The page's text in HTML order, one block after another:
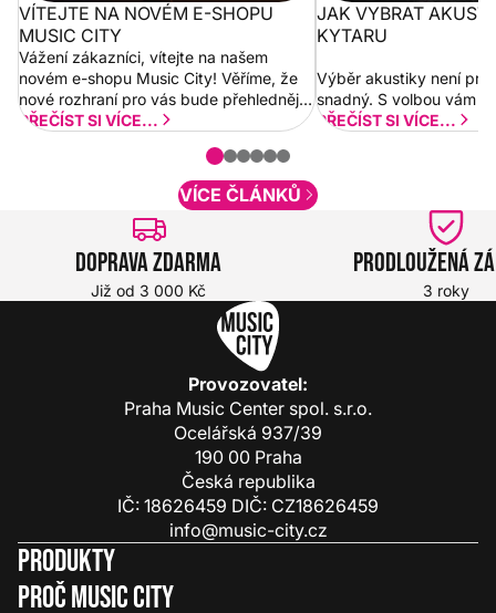
VÍTEJTE NA NOVÉM E-SHOPU
MUSIC CITY
Vážení zákazníci, vítejte na našem
novém e-shopu Music City! Věříme, že
nové rozhraní pro vás bude přehlednější
a rychlejší. Postupně budeme přidávat
PŘEČÍST SI VÍCE...
JAK VYBRAT
KYTARU
Výběr akustiky není pro
snadný. S volbou vám
PŘEČÍST SI VÍCE...
VÍCE ČLÁNKŮ
Doprava zdarma
Již od 3 000 Kč
Prodloužená
3 roky
Provozovatel:
Praha Music Center spol. s.r.o.
Ocelářská 937/39
190 00 Praha
Česká republika
IČ: 18626459 DIČ: CZ18626459
info@music-city.cz
Produkty
Proč Music City